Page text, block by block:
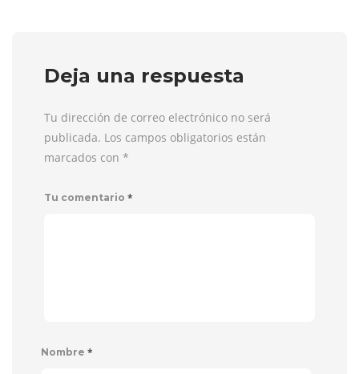
Deja una respuesta
Tu dirección de correo electrónico no será
publicada. Los campos obligatorios están
marcados con *
Tu comentario *
Nombre *